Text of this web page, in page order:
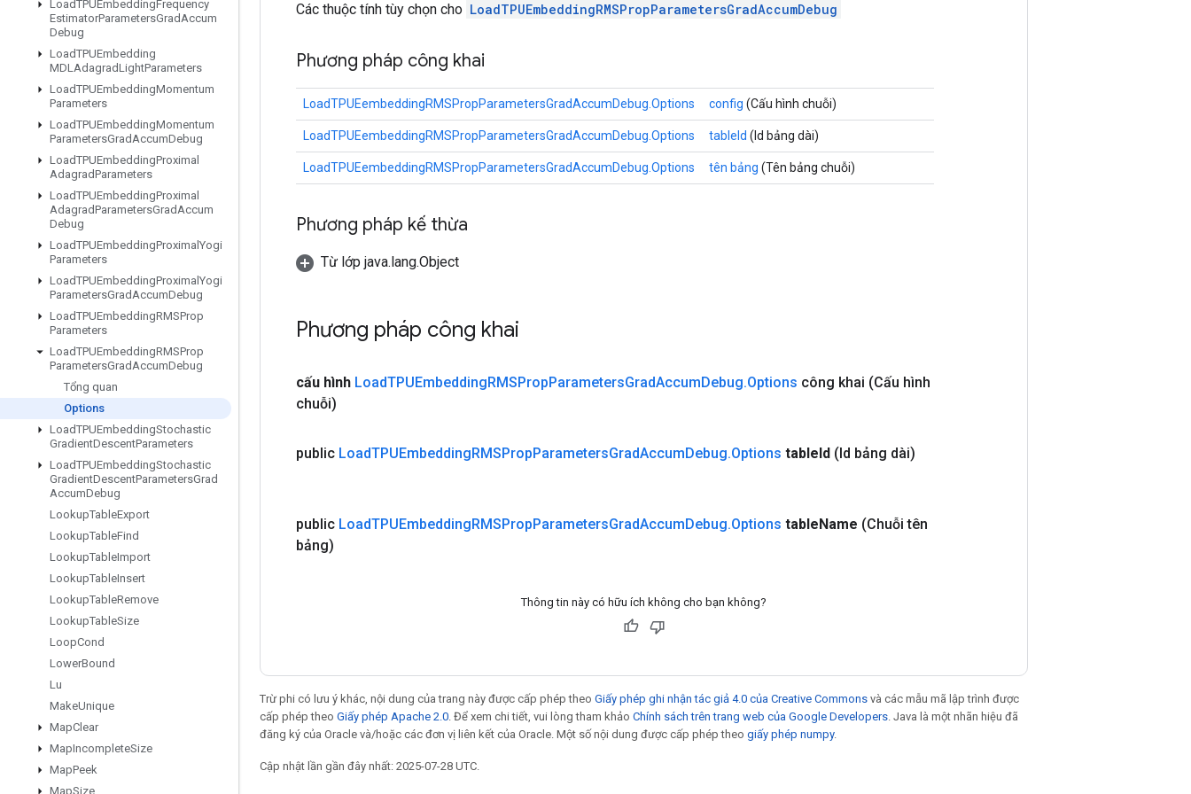
LoadTPUEmbeddingFrequency
EstimatorParametersGradAccum
Debug
LoadTPUEmbedding
MDLAdagradLightParameters
LoadTPUEmbeddingMomentum
Parameters
LoadTPUEmbeddingMomentum
ParametersGradAccumDebug
LoadTPUEmbeddingProximal
AdagradParameters
LoadTPUEmbeddingProximal
AdagradParametersGradAccum
Debug
LoadTPUEmbeddingProximal Yogi
Parameters
LoadTPUEmbeddingProximal Yogi
ParametersGradAccumDebug
LoadTPUEmbeddingRMSProp
Parameters
LoadTPUEmbeddingRMSProp
ParametersGradAccumDebug
Tổng quan
Options
LoadTPUEmbeddingStochastic
GradientDescentParameters
LoadTPUEmbeddingStochastic
GradientDescentParametersGrad
AccumDebug
LookupTableExport
LookupTableFind
LookupTableImport
LookupTableInsert
LookupTableRemove
LookupTableSize
LoopCond
LowerBound
Lu
MakeUnique
MapClear
MapIncompleteSize
MapPeek
MapSize
Các thuộc tính tùy chọn cho LoadTPUEmbeddingRMSPropParametersGradAccumDebug
Phương pháp công khai
LoadTPUEembeddingRMSPropParametersGradAccumDebug.Options config (Cấu hình chuỗi)
LoadTPUEembeddingRMSPropParametersGradAccumDebug.Options tableId (Id bảng dài)
LoadTPUEembeddingRMSPropParametersGradAccumDebug.Options tên bảng (Tên bảng chuỗi)
Phương pháp kế thừa
Từ lớp java.lang.Object
Phương pháp công khai
cấu hình LoadTPUEmbeddingRMSPropParametersGradAccumDebug.Options công khai (Cấu hình
chuỗi)
public LoadTPUEmbeddingRMSPropParametersGradAccumDebug.Options tableId (Id bảng dài)
public LoadTPUEmbeddingRMSPropParametersGradAccumDebug.Options tableName (Chuỗi tên
bảng)
Thông tin này có hữu ích không cho bạn không?
Trừ phi có lưu ý khác, nội dung của trang này được cấp phép theo Giấy phép ghi nhận tác giả 4.0 của Creative Commons và các mẫu mã lập trình được
cấp phép theo Giấy phép Apache 2.0 . Để xem chi tiết, vui lòng tham khảo Chính sách trên trang web của Google Developers . Java là một nhãn hiệu đã
đăng ký của Oracle và/hoặc các đơn vị liên kết của Oracle. Một số nội dung được cấp phép theo giấy phép numpy.
Cập nhật lần gần đây nhất: 2025-07-28 UTC.